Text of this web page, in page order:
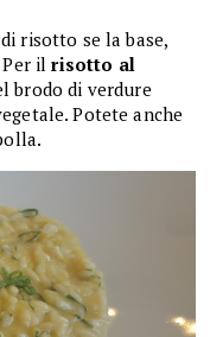
risotto se la base,
Per ilrisotto al
brodo di verdure
Potete anche